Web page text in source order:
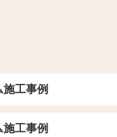
工事例
工事例